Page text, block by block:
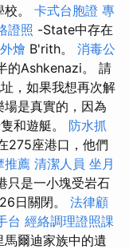
。 卡式台胞證 專
證照 -State中存在
燴 B'rith。 消毒公
的Ashkenazi。 請
，如果我想再次解
是真實的，因為
和遊艇。 防水抓
275座港口，他們
推薦 清潔人員 坐月
只是一小塊受岩石
日關閉。 法律顧
台 經絡調理證照課
爾迪家族中的遺